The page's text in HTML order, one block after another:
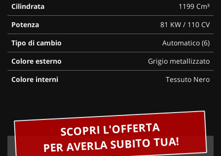
Cilindrata
1199 Cm³
Potenza
81 KW / 110 CV
Tipo di cambio
Automatico (6)
Colore esterno
Grigio metallizzato
Colore interni
Tessuto Nero
SCOPRI L'OFFERTA
PER AVERLA SUBITO TUA!